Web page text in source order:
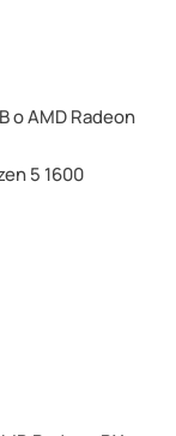
o AMD Radeon
5 1600